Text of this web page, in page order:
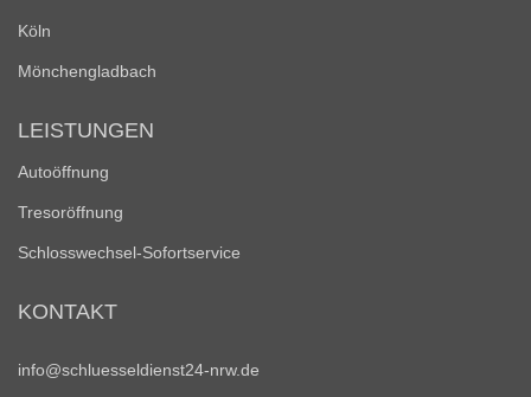
Köln
Mönchengladbach
LEISTUNGEN
Autoöffnung
Tresoröffnung
Schlosswechsel-Sofortservice
KONTAKT
info@schluesseldienst24-nrw.de